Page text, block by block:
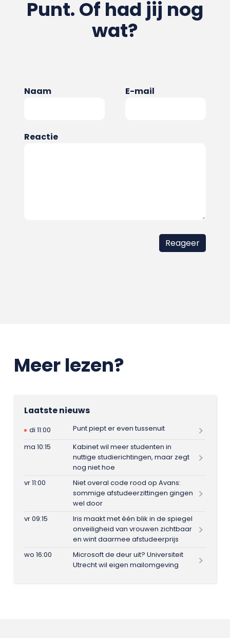
Punt. Of had jij nog
wat?
Naam E-mail
Reactie
Meer lezen?
Laatste nieuws
di 11:00
Punt piept er even tussenuit
ma 10:15
Kabinet wil meer studenten in
nuttige studierichtingen, maar zegt
nog niet hoe
vr 11:00
Niet overal code rood op Avans:
sommige afstudeerzittingen gingen
wel door
vr 09:15
Iris maakt met één blik in de spiegel
onveiligheid van vrouwen zichtbaar
en wint daarmee afstudeerprijs
wo 16:00
Microsoft de deur uit? Universiteit
Utrecht wil eigen mailomgeving